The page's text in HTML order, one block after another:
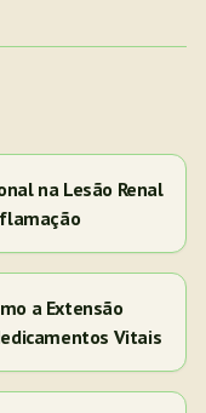
na Lesão Renal
a Extensão
Vitais